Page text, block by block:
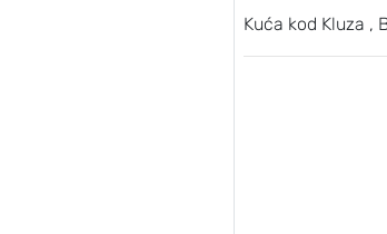
Kuća kod Kluza ,